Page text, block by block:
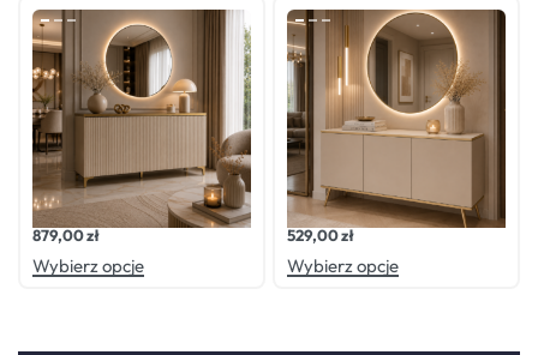
Oceniono 0na 5
Komoda LUXE KASZMIR
879,00zł
Wybierz opcje
Oceniono na 5
Komoda GOLD KASZMIR
529,00zł
Wybierz opcje